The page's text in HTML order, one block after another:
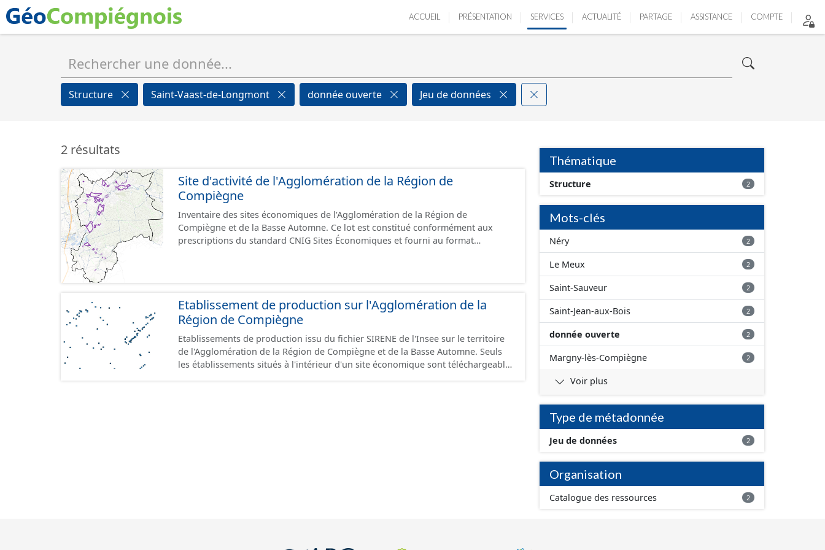
ACCUEIL PRÉSENTATION SERVICES ACTUALITÉ PARTAGE ASSISTANCE COMPTE
Structure Saint-Vaast-de-Longmont donnée ouverte Jeu de données
2 résultats
Site d'activité de l'Agglomération de la Région de
Compiègne
Inventaire des sites économiques de l'Agglomération de la Région de
Compiègne et de la Basse Automne. Ce lot est constitué conformément aux
prescriptions du standard CNIG Sites Économiques et fourni au format
Etablissement de production sur l'Agglomération de la
Région de Compiègne
Etablissements de production issu du fichier SIRENE de l'Insee sur le territoire
de l'Agglomération de la Région de Compiègne et de la Basse Automne. Seuls
les établissements situés à l'intérieur d'un site économique sont téléchargeables
Thématique
Structure 2
Mots-clés
Néry 2
Le Meux 2
Saint-Sauveur 2
Saint-Jean-aux-Bois 2
donnée ouverte 2
Margny-lès-Compiègne 2
Voir plus
Type de métadonnée
Jeu de données 2
Organisation
Catalogue des ressources 2